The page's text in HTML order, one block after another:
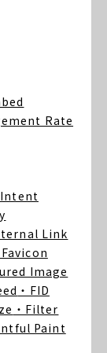
Rate
Intent
Link
Favicon
Image
・FID
・Filter
Paint